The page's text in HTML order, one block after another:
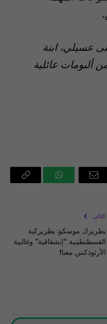
عسيلي، ابنة
ألبومات عائلية
البريد
واتساب Copy
التالي
بطريرك موسكو: بطريركية
القسطنطينية “إنشقاقية” وغالبية
الأرثوذكس معنا!